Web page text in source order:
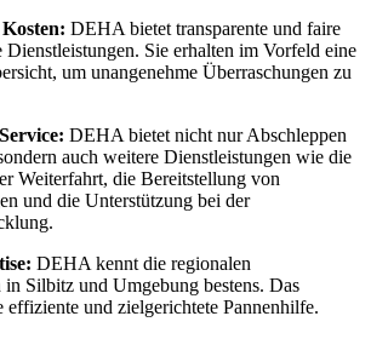
DEHA bietet transparente und faire
Dienstleistungen. Sie erhalten im Vorfeld eine
um unangenehme Überraschungen zu
DEHA bietet nicht nur Abschleppen
auch weitere Dienstleistungen wie die
Weiterfahrt, die Bereitstellung von
und die Unterstützung bei der
DEHA kennt die regionalen
in Silbitz und Umgebung bestens. Das
effiziente und zielgerichtete Pannenhilfe.